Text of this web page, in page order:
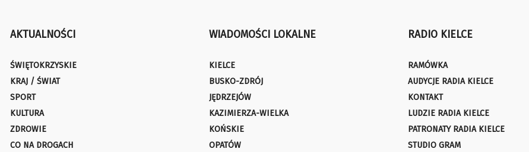
AKTUALNOŚCI
ŚWIĘTOKRZYSKIE
KRAJ / ŚWIAT
SPORT
KULTURA
ZDROWIE
CO NA DROGACH
WIADOMOŚCI LOKALNE
KIELCE
BUSKO-ZDRÓJ
JĘDRZEJÓW
KAZIMIERZA-WIELKA
KOŃSKIE
OPATÓW
RADIO KIELCE
RAMÓWKA
AUDYCJE RADIA KIELCE
KONTAKT
LUDZIE RADIA KIELCE
PATRONATY RADIA KIELCE
STUDIO GRAM